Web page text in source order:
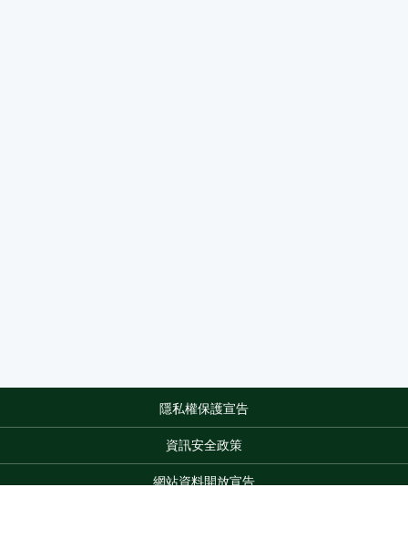
隱私權保護宣告
資訊安全政策
網站資料開放宣告